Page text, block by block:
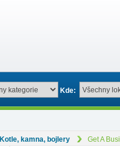
Kde:
Kotle, kamna, bojlery Get A